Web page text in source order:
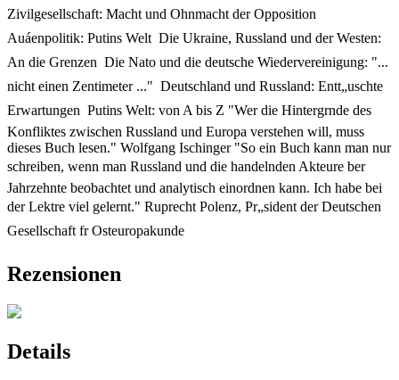
Zivilgesellschaft: Macht und Ohnmacht der Opposition 
Auáenpolitik: Putins Welt  Die Ukraine, Russland und der Westen:
An die Grenzen  Die Nato und die deutsche Wiedervereinigung: "...
nicht einen Zentimeter ..."  Deutschland und Russland: Entt„uschte
Erwartungen  Putins Welt: von A bis Z "Wer die Hintergrnde des
Konfliktes zwischen Russland und Europa verstehen will, muss
dieses Buch lesen." Wolfgang Ischinger "So ein Buch kann man nur
schreiben, wenn man Russland und die handelnden Akteure ber
Jahrzehnte beobachtet und analytisch einordnen kann. Ich habe bei
der Lektre viel gelernt." Ruprecht Polenz, Pr„sident der Deutschen
Gesellschaft fr Osteuropakunde
Rezensionen
Details